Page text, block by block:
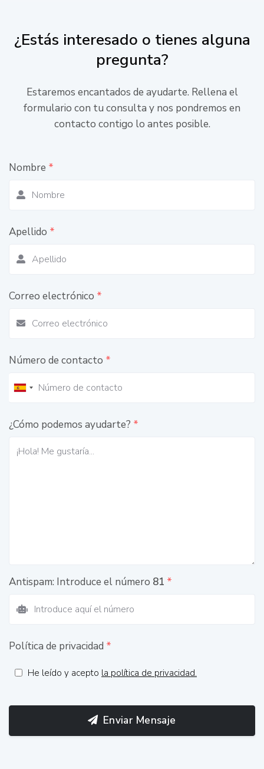
¿Estás interesado o tienes alguna
pregunta?
Estaremos encantados de ayudarte. Rellena el
formulario con tu consulta y nos pondremos en
contacto contigo lo antes posible.
Nombre *
Apellido *
Correo electrónico *
Número de contacto *
¿Cómo podemos ayudarte? *
Antispam: Introduce el número 81 *
Política de privacidad *
He leído y acepto la política de privacidad.
Enviar Mensaje